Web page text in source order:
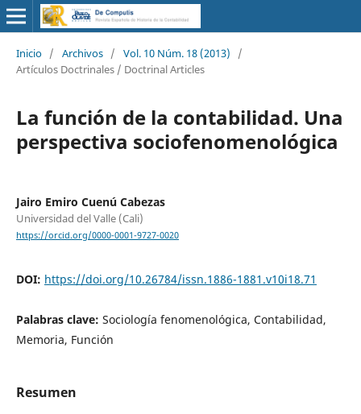
Inicio / Archivos / Vol. 10 Núm. 18 (2013)
/
Artículos Doctrinales / Doctrinal Articles
La función de la contabilidad. Una
perspectiva sociofenomenológica
Jairo Emiro Cuenú Cabezas
Universidad del Valle (Cali)
https://orcid.org/0000-0001-9727-0020
DOI: https://doi.org/10.26784/issn.1886-1881.v10i18.71
Palabras clave: Sociología fenomenológica, Contabilidad,
Memoria, Función
Resumen